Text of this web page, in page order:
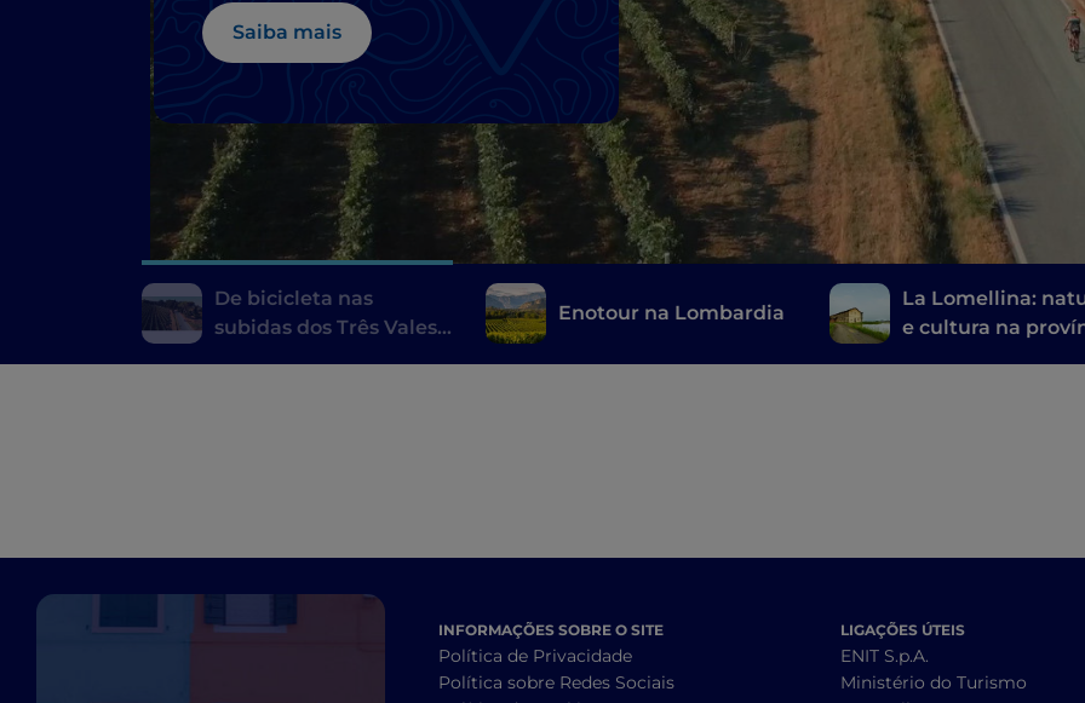
Saiba mais
De bicicleta nas
subidas dos Três Vales
Enotour na Lombardia
La Lomellina:
e cultura na
INFORMAÇÕES SOBRE O SITE
Política de Privacidade
Política sobre Redes Sociais
LIGAÇÕES ÚTEIS
ENIT S.p.A.
Ministério do Turismo